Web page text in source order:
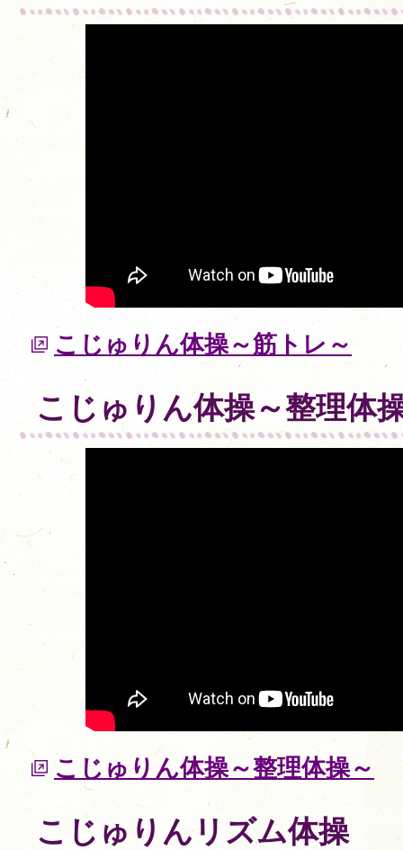
こじゅりん体操～筋トレ～
こじゅりん体操～整理体
こじゅりん体操～整理体操～
こじゅりんリズム体操